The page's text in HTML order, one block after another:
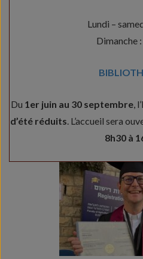
Lundi –
Dimanche
Du 1er juin au 30 septembre,
d’été réduits . L’accueil sera
8h30 à